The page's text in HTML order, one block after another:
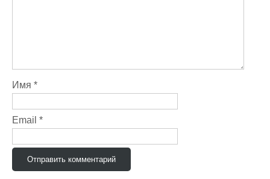
з
а
п
и
с
Имя *
Email *